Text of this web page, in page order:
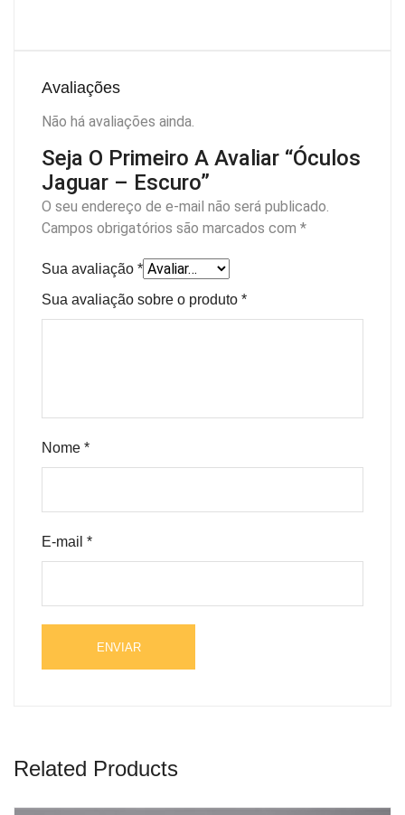
Avaliações
Não há avaliações ainda.
Seja O Primeiro A Avaliar “Óculos
Jaguar – Escuro”
O seu endereço de e-mail não será publicado.
Campos obrigatórios são marcados com *
Sua avaliação *
Sua avaliação sobre o produto *
Nome *
E-mail *
Related Products